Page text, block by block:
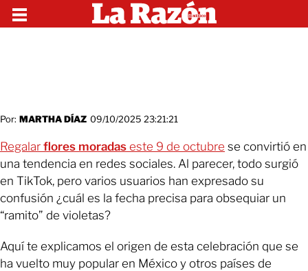
Por: MARTHA DÍAZ 09/10/2025 23:21:21
Regalar flores moradas este 9 de octubre se convirtió en
una tendencia en redes sociales. Al parecer, todo surgió
en TikTok, pero varios usuarios han expresado su
confusión ¿cuál es la fecha precisa para obsequiar un
“ramito” de violetas?
Aquí te explicamos el origen de esta celebración que se
ha vuelto muy popular en México y otros países de